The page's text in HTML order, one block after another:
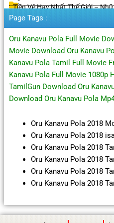
Tiền Vệ Hay Nhất Thế Giới –
Page Tags :
Oru Kanavu Pola Full Movie
Movie Download Oru Kanavu
Kanavu Pola Tamil Full Movie
Kanavu Pola Full Movie 1080p
TamilGun Download Oru
Download Oru Kanavu Pola
Oru Kanavu Pola 2018
Oru Kanavu Pola 2018
Oru Kanavu Pola 2018
Oru Kanavu Pola 2018
Oru Kanavu Pola 2018
Oru Kanavu Pola 2018